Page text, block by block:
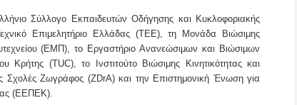
Σύλλογο Εκπαιδευτών Οδήγησης και Κυκλοφοριακής
Επιμελητήριο Ελλάδας (ΤΕΕ), τη Μονάδα Βιώσιμης
(ΕΜΠ), το Εργαστήριο Ανανεώσιμων και Βιώσιμων
Κρήτης (TUC), το Ινστιτούτο Βιώσιμης Κινητικότητας και
Ζωγράφος (ZDrA) και την Επιστημονική Ένωση για
(ΕΕΠΕΚ).